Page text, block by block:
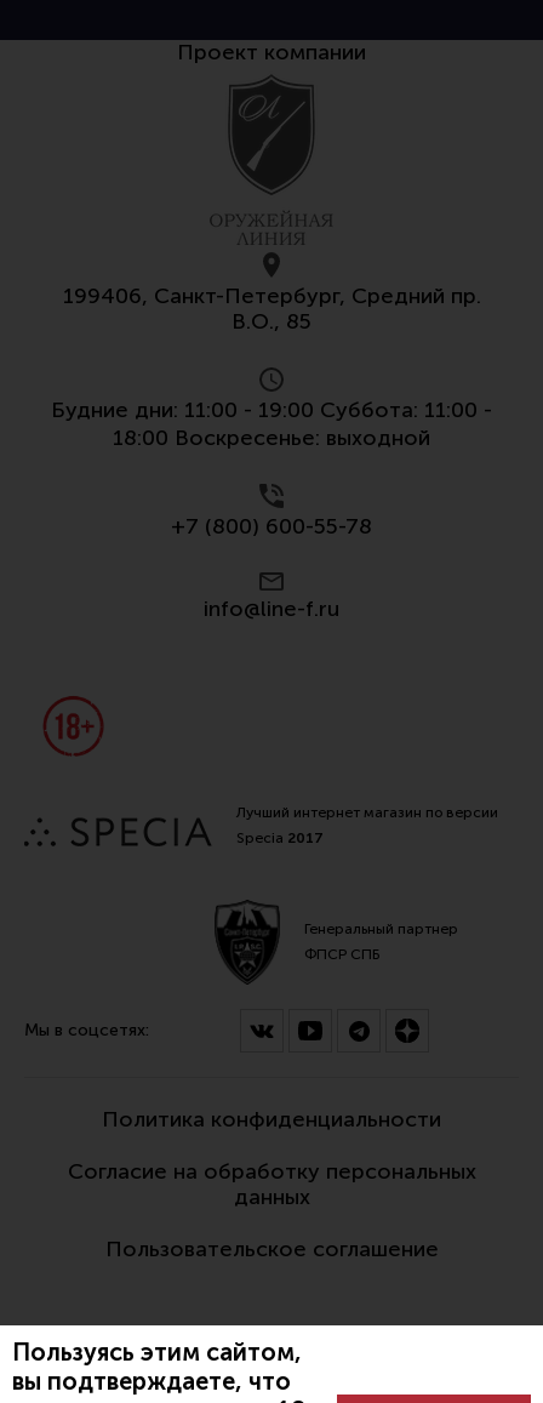
Пользуясь этим сайтом,
вы подтверждаете, что
Проект компании
199406, Санкт-Петербург, Средний пр.
В.О., 85
Будние дни: 11:00 - 19:00 Суббота: 11:00 -
18:00 Воскресенье: выходной
+7 (800) 600-55-78
info@line-f.ru
Лучший интернет магазин по версии
Specia 2017
Генеральный партнер
ФПСР СПБ
Мы в соцсетях:
Политика конфиденциальности
Согласие на обработку персональных
данных
Пользовательское соглашение